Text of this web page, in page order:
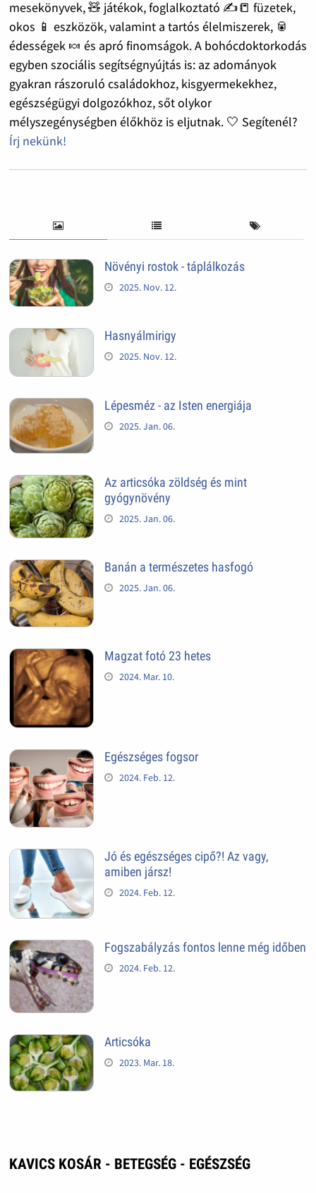
mesekönyvek, 🧸 játékok, foglalkoztató ✍️📒 füzetek,
okos 📱 eszközök, valamint a tartós élelmiszerek, 🥫
édességek 🍬 és apró finomságok. A bohócdoktorkodás
egyben szociális segítségnyújtás is: az adományok
gyakran rászoruló családokhoz, kisgyermekekhez,
egészségügyi dolgozókhoz, sőt olykor
mélyszegénységben élőkhöz is eljutnak. 🤍 Segítenél?
Írj nekünk!
Növényi rostok - táplálkozás
2025. Nov. 12.
Hasnyálmirigy
2025. Nov. 12.
Lépesméz - az Isten energiája
2025. Jan. 06.
Az articsóka zöldség és mint
gyógynövény
2025. Jan. 06.
Banán a természetes hasfogó
2025. Jan. 06.
Magzat fotó 23 hetes
2024. Mar. 10.
Egészséges fogsor
2024. Feb. 12.
Jó és egészséges cipő?! Az vagy,
amiben jársz!
2024. Feb. 12.
Fogszabályzás fontos lenne még időben
2024. Feb. 12.
Articsóka
2023. Mar. 18.
KAVICS KOSÁR - BETEGSÉG - EGÉSZSÉG